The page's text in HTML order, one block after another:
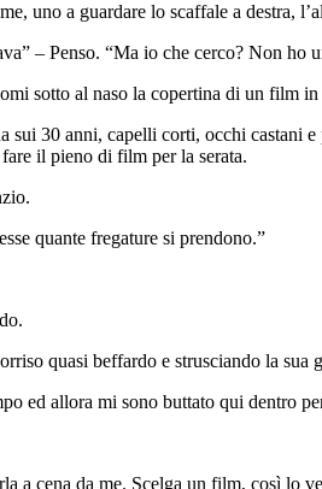
uno a guardare lo scaffale a destra,
– Penso. “Ma io che cerco? Non
sotto al naso la copertina di un film
30 anni, capelli corti, occhi castani
il pieno di film per la serata.
quante fregature si prendono.”
quasi beffardo e strusciando la sua
ed allora mi sono buttato qui dentro
a cena da me. Scelga un film, così lo